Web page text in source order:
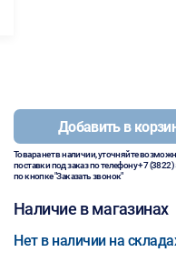
Добавить в
Товара нет в наличии, уточняйте
поставки под заказ по телефону+7 (3822)
по кнопке "Заказать звонок"
Наличие в магазинах
Нет в наличии на